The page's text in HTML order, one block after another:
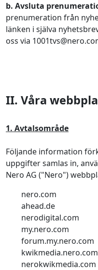
b. Avsluta
prenumeration från
länken i själva
oss via
II. Våra
1. Avtalsområde
Följande information
uppgifter samlas in,
Nero AG ("Nero")
nero.com
ahead.de
nerodigital.com
my.nero.com
forum.my.nero.com
kwikmedia.nero.com
nerokwikmedia.com